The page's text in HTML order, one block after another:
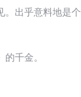
出乎意料地是个
千金。